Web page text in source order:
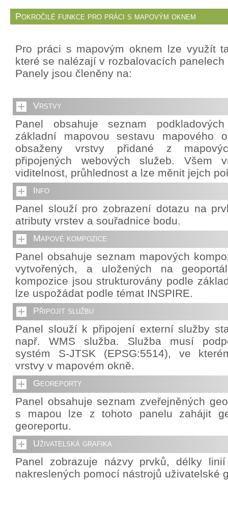
Pokročilé funkce pro práci s mapovým oknem
Pro práci s mapovým oknem lze využít
které se nalézají v rozbalovacích
Panely jsou členěny na:
Vrstvy
Panel obsahuje seznam
základní mapovou sestavu mapového
obsaženy vrstvy přidané z
připojených webových služeb. Všem
viditelnost, průhlednost a lze měnit jejch
Info
Panel slouží pro zobrazení dotazu na
atributy vrstev a souřadnice bodu.
Mapové kompozice
Panel obsahuje seznam mapových
vytvořených, a uložených na
kompozice jsou strukturovány podle
lze uspožádat podle témat INSPIRE.
Připojit službu
Panel slouží k připojení externí služby
např. WMS služba. Služba musí
systém S-JTSK (EPSG:5514), ve
vrstvy v mapovém okně.
Georeporty
Panel obsahuje seznam zveřejněných
s mapou lze z tohoto panelu zahájit
georeportu.
Uživatelská grafika
Panel zobrazuje názvy prvků, délky
nakreslených pomocí nástrojů uživatelské